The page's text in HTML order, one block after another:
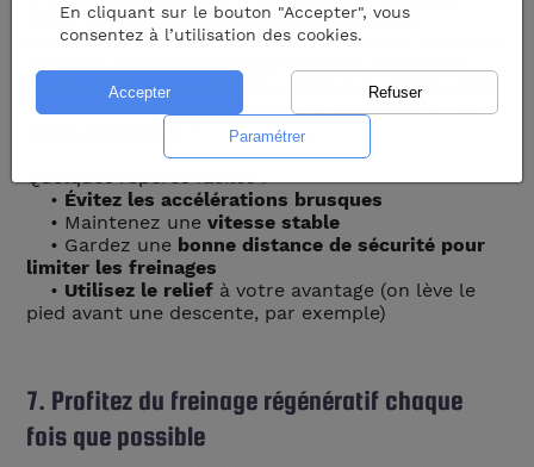
façon bénéfique toute l’année, elle devient
essentielle en hiver. Pendant que le froid pousse la
elle permet de compenser, en tout ou partie, cette
surconsommation. A la clé : uneamélioration de
Quelques repères faciles :
• Évitez les accélérations brusques
• Maintenez unevitesse stable
• Gardez une bonne distance de sécurité pour
limiter les freinages
• Utilisez le relief à votre avantage (on lève le
pied avant une descente, par exemple)
7. Profitez du freinage régénératif chaque
fois que possible
En cliquant sur le bouton "Accepter", vous
consentez à l’utilisation des cookies.